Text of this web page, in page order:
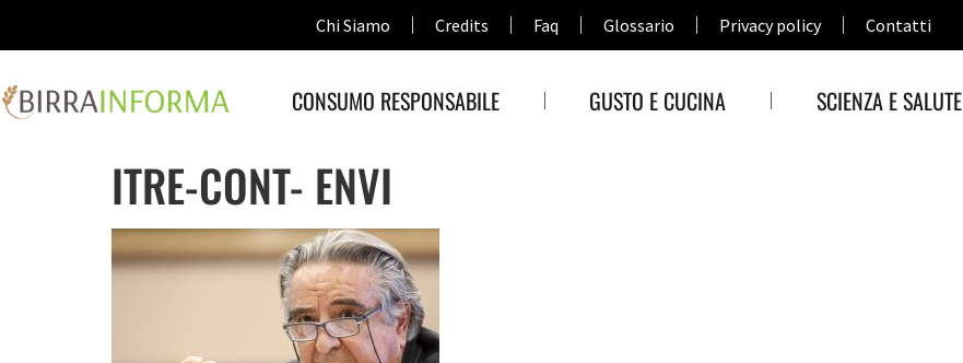
Chi Siamo Credits Faq Glossario Privacy policy Contatti
CONSUMO RESPONSABILE GUSTO E CUCINA SCIENZA E SALUTE
ITRE-CONT- ENVI